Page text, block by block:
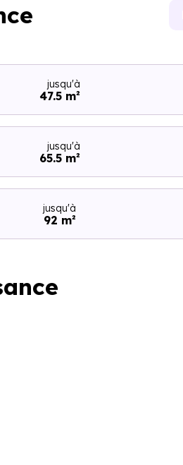
jusqu'à
47.5 m²
jusqu'à
65.5 m²
jusqu'à
92 m²